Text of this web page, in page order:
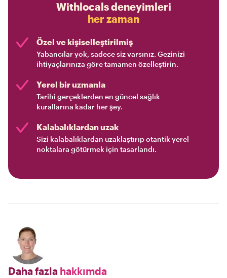
Withlocals deneyimleri
her zaman
Özel ve kişiselleştirilmiş
Yabancılar yok, sadece siz varsınız. Gezinizi
ihtiyaçlarınıza göre tamamen özelleştirin.
Yerel bir uzmanla
Tarihi gerçeklerden en güncel sağlık
kurallarına kadar her şey.
Kalabalıklardan uzak
Sizi kalabalıklardan uzaklaştırıp otantik yerel
noktalara götürmek için tasarlandı.
Daha fazla hakkımda